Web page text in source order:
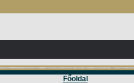
Főoldal